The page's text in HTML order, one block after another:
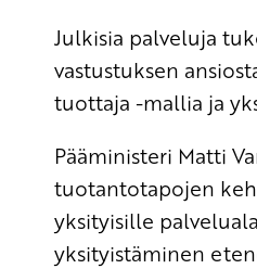
Julkisia palveluja
vastustuksen
tuottaja -mallia ja
Pääministeri Matti
tuotantotapojen
yksityisille
yksityistäminen